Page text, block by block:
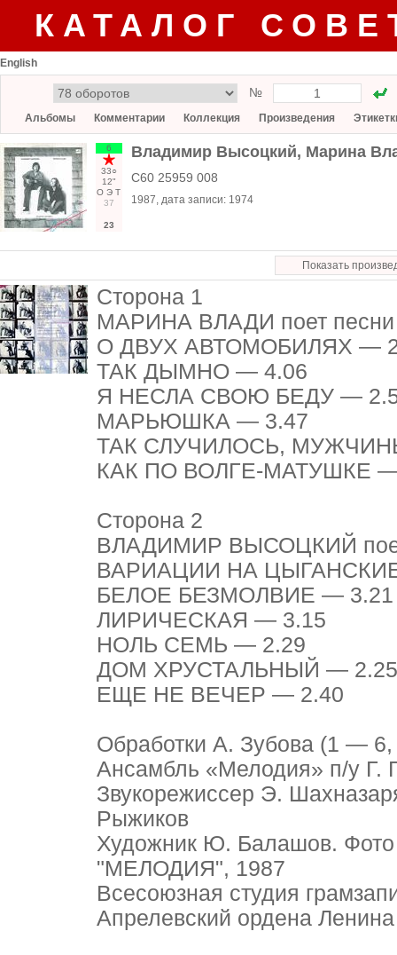
КАТАЛОГ
English
№
Альбомы Комментарии Коллекция Произведения
6
33○
12"
О Э Т
37
23
Владимир Высоцкий, Марина
С60 25959 008
1987, дата записи: 1974
Показать
Сторона 1
МАРИНА ВЛАДИ поет песни
О ДВУХ АВТОМОБИЛЯХ —
ТАК ДЫМНО — 4.06
Я НЕСЛА СВОЮ БЕДУ —
МАРЬЮШКА — 3.47
ТАК СЛУЧИЛОСЬ,
КАК ПО ВОЛГЕ-МАТУШКЕ —
Сторона 2
ВЛАДИМИР ВЫСОЦКИЙ
ВАРИАЦИИ НА
БЕЛОЕ БЕЗМОЛВИЕ — 3.21
ЛИРИЧЕСКАЯ — 3.15
НОЛЬ СЕМЬ — 2.29
ДОМ ХРУСТАЛЬНЫЙ — 2.25
ЕЩЕ НЕ ВЕЧЕР — 2.40
Обработки А. Зубова (1 —
Ансамбль «Мелодия» п/у Г.
Звукорежиссер Э.
Рыжиков
Художник Ю. Балашов. Фото
"МЕЛОДИЯ", 1987
Всесоюзная студия
Апрелевский ордена